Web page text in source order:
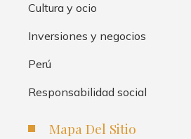
Cultura y ocio
Inversiones y negocios
Perú
Responsabilidad social
Mapa Del Sitio